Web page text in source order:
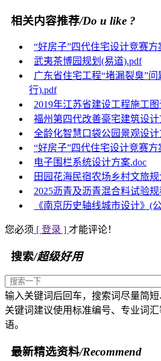
相关内容推荐/Do u like ?
“好房子”四代住宅设计竞赛方
武夷茶博园规划(易道).pdf
广东省住宅工程“堵漏裂臭”
行).pdf
2019年江苏省建设工程施工
福州第四代改善豪宅建筑设计
全龄化智慧口袋公园景观设计
“好房子”四代住宅设计竞赛方
电子围栏系统设计方案.doc
田园花海民宿农场乡村文旅
2025沥青及沥青混合料试验
《南京历史轴线城市设计》(
您必须 [ 登录 ] 才能评论！
搜索/超级好用
输入关键词后回车，搜索词尽量简短
关键词建议使用标准编号、专业词
语。
最新精选资料/Recommend